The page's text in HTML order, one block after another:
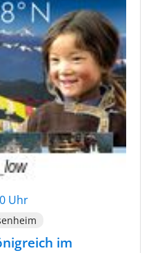
Uhr
im